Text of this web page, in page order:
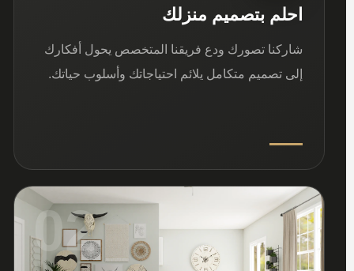
احلم بتصميم منزلك
شاركنا تصورك ودع فريقنا المتخصص يحول أفكارك
إلى تصميم متكامل يلائم احتياجاتك وأسلوب حياتك.
02